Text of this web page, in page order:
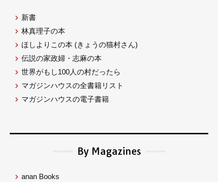
新書
林真理子の本
ほしよりこの本 (きょうの猫村さん)
伝説の家政婦・志麻の本
世界がもし100人の村だったら
マガジンハウスの全書籍リスト
マガジンハウスの電子書籍
By Magazines
anan Books